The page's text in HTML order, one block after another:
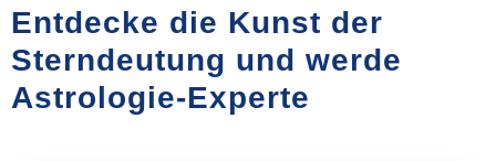
Entdecke die Kunst der
Sterndeutung und werde
Astrologie-Experte